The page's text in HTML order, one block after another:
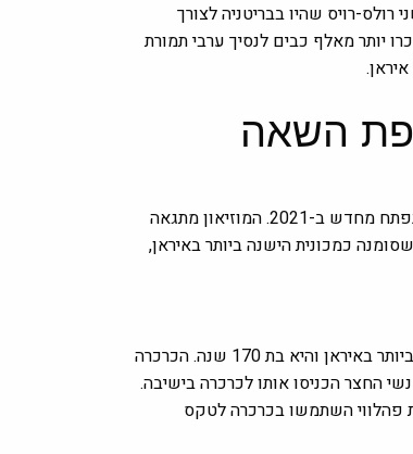
רויס שהיו בבריטניה לצורך
באיראן מכרו יותר מאלף כבים לנסיך ערבי תמורת
השאה
מוזיאון המכוניות הקלאסיות של איראן נבנה בשנת 2003 בקראג', כ-11 ק"מ מערבית לטהראן ונפתח מחדש ב-2021. המוזיאון מתגאה
הכרכרה של השאה נאסרודין נבנתה בסכום של 5,000 טומאן. זאת הכרכרה המלכותית העתיקה ביותר באיראן והיא בת 170 שנה. הכרכרה
החצר הכניסו אותו לכרכרה בישיבה.
פהלווי השתמשו בכרכרה לטקס